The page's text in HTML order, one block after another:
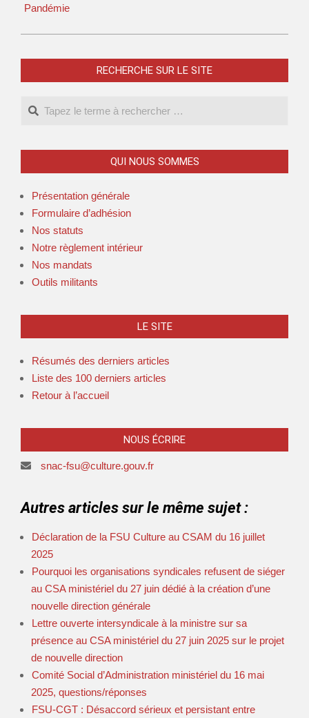
Pandémie
RECHERCHE SUR LE SITE
QUI NOUS SOMMES
Présentation générale
Formulaire d’adhésion
Nos statuts
Notre règlement intérieur
Nos mandats
Outils militants
LE SITE
Résumés des derniers articles
Liste des 100 derniers articles
Retour à l’accueil
NOUS ÉCRIRE
snac-fsu@culture.gouv.fr
Autres articles sur le même sujet :
Déclaration de la FSU Culture au CSAM du 16 juillet
2025
Pourquoi les organisations syndicales refusent de siéger
au CSA ministériel du 27 juin dédié à la création d’une
nouvelle direction générale
Lettre ouverte intersyndicale à la ministre sur sa
présence au CSA ministériel du 27 juin 2025 sur le projet
de nouvelle direction
Comité Social d’Administration ministériel du 16 mai
2025, questions/réponses
FSU-CGT : Désaccord sérieux et persistant entre